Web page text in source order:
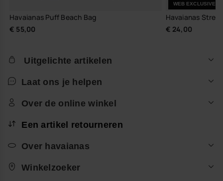
Havaianas Puff Beach Bag
€ 55,00
WEB EXCLUSIVE
Havaianas
€ 24,00
Uitgelichte artikelen
Laat ons je helpen
Over de online winkel
Een artikel retourneren
Over havaianas
Winkelzoeker